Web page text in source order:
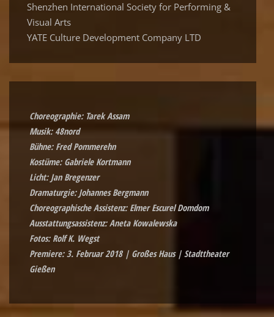
Shenzhen International Society for Performing &
Visual Arts
YATE Culture Development Company LTD
Choreographie: Tarek Assam
Musik: 48nord
Bühne: Fred Pommerehn
Kostüme: Gabriele Kortmann
Licht: Jan Bregenzer
Dramaturgie: Johannes Bergmann
Choreographische Assistenz: Elmer Escurel Domdom
Ausstattungsassistenz: Aneta Kowalewska
Fotos: Rolf K. Wegst
Premiere: 3. Februar 2018 | Großes Haus | Stadttheater
Gießen